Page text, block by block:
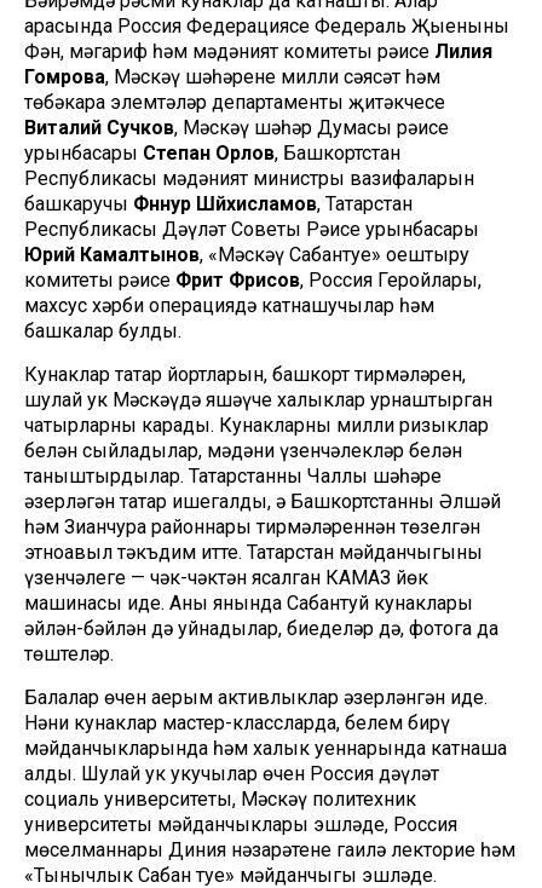
арасында Россия Федерациясе Федераль Җыенының
Фән, мәгариф һәм мәдәният комитеты рәисе Лилия
Гомәрова, Мәскәү шәһәренең милли сәясәт һәм
төбәкара элемтәләр департаменты җитәкчесе
Виталий Сучков, Мәскәү шәһәр Думасы рәисе
урынбасары Степан Орлов, Башкортстан
Республикасы мәдәният министры вазифаларын
башкаручы Фәннур Шәйхисламов, Татарстан
Республикасы Дәүләт Советы Рәисе урынбасары
Юрий Камалтынов, «Мәскәү Сабантуе» оештыру
комитеты рәисе Фәрит Фәрисов, Россия Геройлары,
махсус хәрби операциядә катнашучылар һәм
башкалар булды.
Кунаклар татар йортларын, башкорт тирмәләрен,
шулай ук Мәскәүдә яшәүче халыклар урнаштырган
чатырларны карады. Кунакларны милли ризыклар
белән сыйладылар, мәдәни үзенчәлекләр белән
таныштырдылар. Татарстанны Чаллы шәһәре
әзерләгән татар ишегалды, ә Башкортстанны Әлшәй
һәм Зианчура районнары тирмәләреннән төзелгән
этноавыл тәкъдим итте. Татарстан мәйданчыгының
үзенчәлеге — чәк-чәктән ясалган КАМАЗ йөк
машинасы иде. Аның янында Сабантуй кунаклары
әйлән-бәйлән дә уйнадылар, биеделәр дә, фотога да
төштеләр.
Балалар өчен аерым активлыклар әзерләнгән иде.
Нәни кунаклар мастер-классларда, белем бирү
мәйданчыкларында һәм халык уеннарында катнаша
алды. Шулай ук укучылар өчен Россия дәүләт
социаль университеты, Мәскәү политехник
университеты мәйданчыклары эшләде, Россия
мөселманнары Диния нәзарәтенең гаилә лекторие һәм
«Тынычлык Сабан туе» мәйданчыгы эшләде.